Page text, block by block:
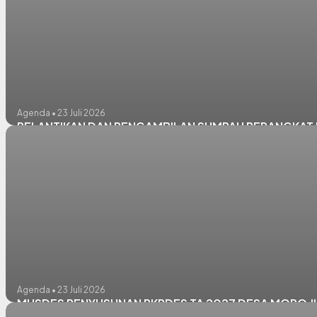
Agenda • 23 Juli 2026
PELANTIKAN DAN PENGAMBILAN SUMPAH
Agenda • 23 Juli 2026
MUSDES PENYUSUNAN RKPDES TA 2027 DESA MORO